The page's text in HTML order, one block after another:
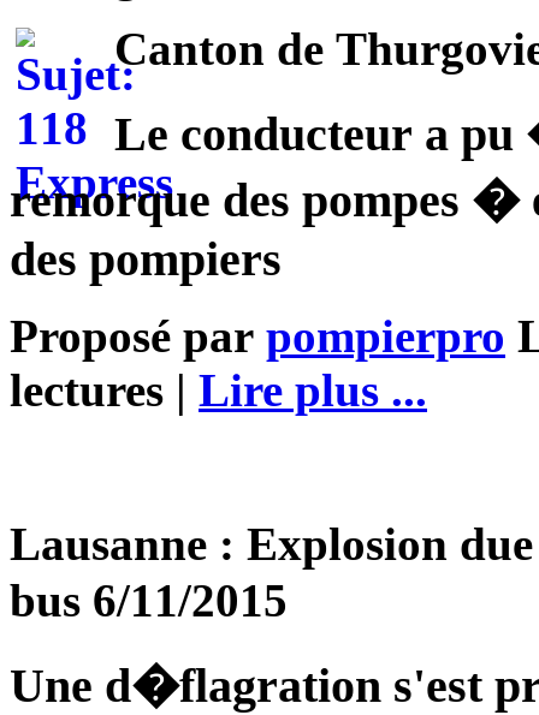
Canton de
Le conducteur a
remorque des pompes �
des pompiers
Proposé par pompierpro
lectures | Lire plus ...
Lausanne : Explosion
bus 6/11/2015
Une d�flagration s'est